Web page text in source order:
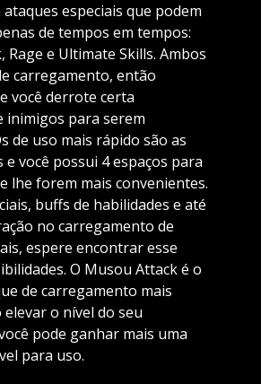
ataques especiais que podem
de tempos em tempos:
Rage e Ultimate Skills. Ambos
carregamento, então
você derrote certa
inimigos para serem
de uso mais rápido são as
e você possui 4 espaços para
lhe forem mais convenientes.
buffs de habilidades e até
no carregamento de
espere encontrar esse
O Musou Attack é o
de carregamento mais
elevar o nível do seu
pode ganhar mais uma
para uso.